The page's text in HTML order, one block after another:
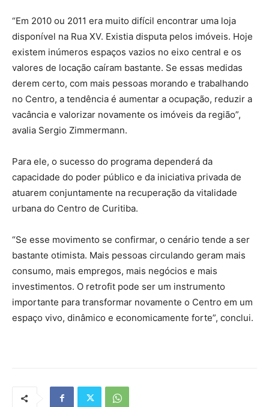
“Em 2010 ou 2011 era muito difícil encontrar uma loja
disponível na Rua XV. Existia disputa pelos imóveis. Hoje
existem inúmeros espaços vazios no eixo central e os
valores de locação caíram bastante. Se essas medidas
derem certo, com mais pessoas morando e trabalhando
no Centro, a tendência é aumentar a ocupação, reduzir a
vacância e valorizar novamente os imóveis da região”,
avalia Sergio Zimmermann.
Para ele, o sucesso do programa dependerá da
capacidade do poder público e da iniciativa privada de
atuarem conjuntamente na recuperação da vitalidade
urbana do Centro de Curitiba.
“Se esse movimento se confirmar, o cenário tende a ser
bastante otimista. Mais pessoas circulando geram mais
consumo, mais empregos, mais negócios e mais
investimentos. O retrofit pode ser um instrumento
importante para transformar novamente o Centro em um
espaço vivo, dinâmico e economicamente forte”, conclui.